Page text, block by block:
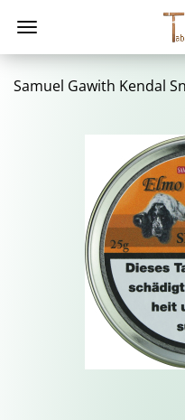
Sa­mu­el Ga­with Ken­dal